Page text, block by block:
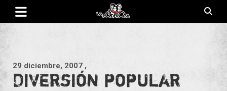
Saltar
contenido
29 diciembre, 2007 ,
Diversión popular